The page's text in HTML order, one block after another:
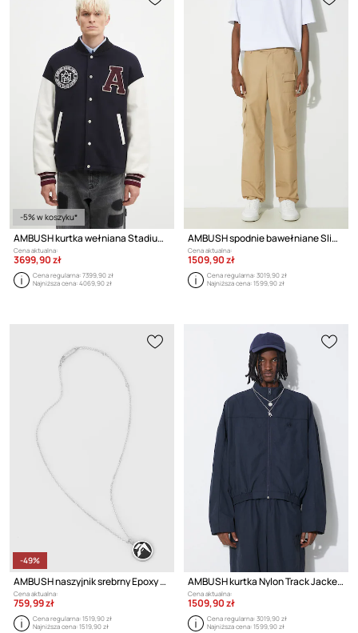
-5% w koszyku*
AMBUSH kurtka wełniana Stadium Jacket
Cena aktualna:
3699,90 zł
Cena regularna:7399,90 zł
Najniższa cena:4069,90 zł
AMBUSH spodnie bawełniane Slim Cargo Pants Tree
Cena aktualna:
1509,90 zł
Cena regularna:3019,90 zł
Najniższa cena:1599,90 zł
-49%
AMBUSH naszyjnik srebrny Epoxy Amblem Charm
Cena aktualna:
759,99 zł
Cena regularna:1519,90 zł
Najniższa cena:1519,90 zł
AMBUSH kurtka Nylon Track Jacket
Cena aktualna:
1509,90 zł
Cena regularna:3019,90 zł
Najniższa cena:1599,90 zł